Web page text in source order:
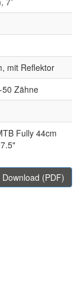
mit Reflektor
50 Zähne
Fully 44cm
Download (PDF)